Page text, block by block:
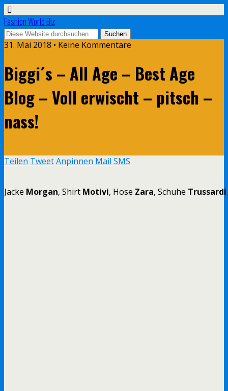
Fashion World Biz
31. Mai 2018 • Keine Kommentare
Biggi´s – All Age – Best Age
Blog – Voll erwischt – pitsch –
nass!
Teilen TweetAnpinnen Mail SMS
Jacke Morgan, Shirt Motivi, Hose Zara, Schuhe Trussardi